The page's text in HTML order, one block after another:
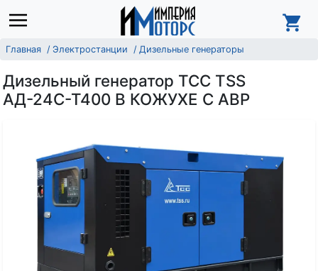
Главная Электростанции Дизельные генераторы
Дизельный генератор ТСС TSS
АД-24С-Т400 В КОЖУХЕ С АВР